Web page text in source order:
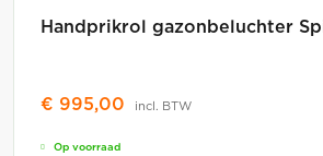
Handprikrol gazonbeluchter
€ 995,00 incl. BTW
Op voorraad